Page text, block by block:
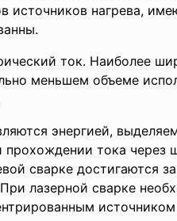
источников нагрева,
ток. Наиболее
меньшем объеме
энергией,
тока через
сварке достигаются
лазерной сварке